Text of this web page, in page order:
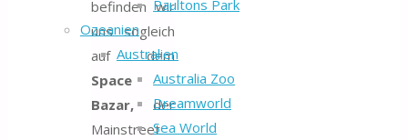
Paultons Park
Ozeanien
Australien
Australia Zoo
Dreamworld
Sea World
befinden wir
uns sogleich
auf dem
Space
Bazar, der
Mainstreet